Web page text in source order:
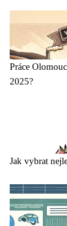
Práce
2025?
Jak vybrat